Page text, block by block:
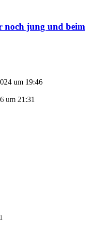
noch jung und beim
um 19:46
um 21:31